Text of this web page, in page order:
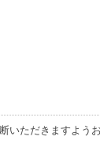
いただきますよう